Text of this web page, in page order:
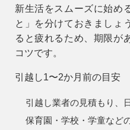
新生活をスムーズに始め
と」を分けておきましょ
ると疲れるため、 期限が
コツです。
引越し1〜2か月前の目安
引越し業者の見積もり、
保育園・学校・学童など